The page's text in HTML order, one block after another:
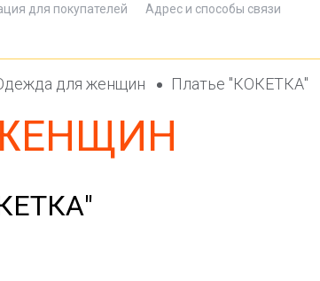
для покупателей Адрес и способы связи
для женщин Платье "КОКЕТКА"